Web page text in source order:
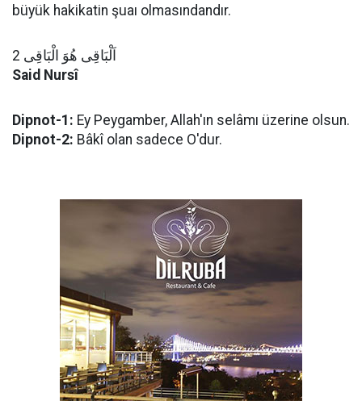
büyük hakikatin şuaı olmasındandır.
اَلْبَاقِى هُوَ الْبَاقِى 2
Said Nursî
Dipnot-1: Ey Peygamber, Allah'ın selâmı üzerine olsun.
Dipnot-2: Bâkî olan sadece O'dur.